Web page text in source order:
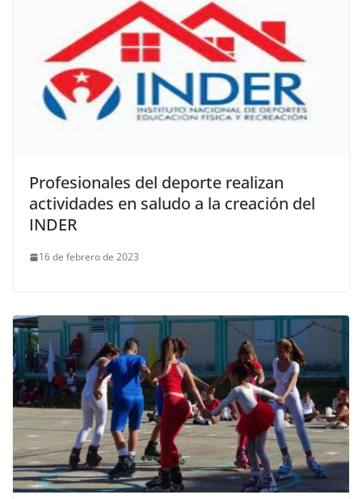
Profesionales del deporte realizan
actividades en saludo a la creación del
INDER
16 de febrero de 2023